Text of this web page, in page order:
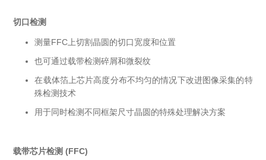
薄层电阻量测系统
X射线类
客户伙伴计划
切口检测
测量FFC上切割晶圆的切口宽度和位置
也可通过载带检测碎屑和微裂纹
在载体箔上芯片高度分布不均匀的情况下改进图像采集的特
殊检测技术
用于同时检测不同框架尺寸晶圆的特殊处理解决方案
载带芯片检测 (FFC)